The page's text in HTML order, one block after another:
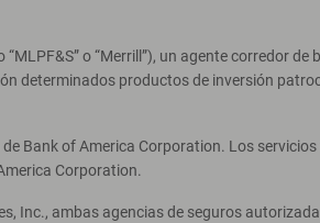
o “Merrill”), un agente corredor de
determinados productos de inversión
Bank of America Corporation. Los
Corporation.
Inc., ambas agencias de seguros